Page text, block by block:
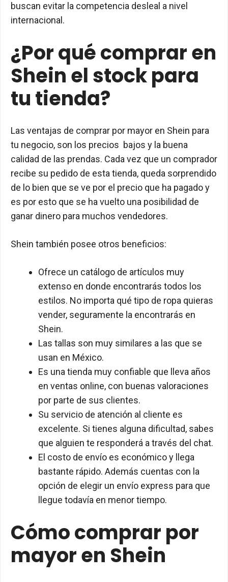
buscan evitar la competencia desleal a nivel
internacional.
¿Por qué comprar en
Shein el stock para
tu tienda?
Las ventajas de comprar por mayor en Shein para
tu negocio, son los precios bajos y la buena
calidad de las prendas. Cada vez que un comprador
recibe su pedido de esta tienda, queda sorprendido
de lo bien que se ve por el precio que ha pagado y
es por esto que se ha vuelto una posibilidad de
ganar dinero para muchos vendedores.
Shein también posee otros beneficios:
Ofrece un catálogo de artículos muy
extenso en donde encontrarás todos los
estilos. No importa qué tipo de ropa quieras
vender, seguramente la encontrarás en
Shein.
Las tallas son muy similares a las que se
usan en México.
Es una tienda muy confiable que lleva años
en ventas online, con buenas valoraciones
por parte de sus clientes.
Su servicio de atención al cliente es
excelente. Si tienes alguna dificultad, sabes
que alguien te responderá a través del chat.
El costo de envío es económico y llega
bastante rápido. Además cuentas con la
opción de elegir un envío express para que
llegue todavía en menor tiempo.
Cómo comprar por
mayor en Shein